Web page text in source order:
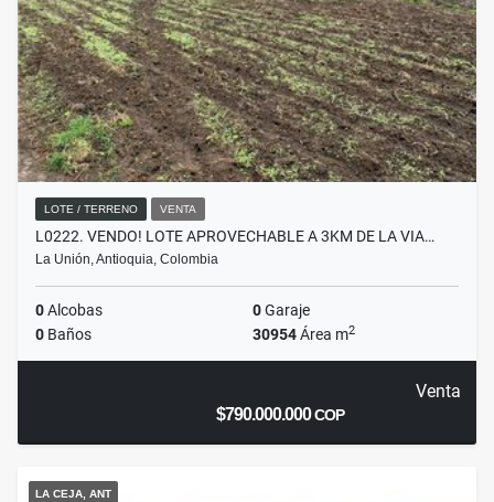
LOTE / TERRENO VENTA
L0222. VENDO! LOTE APROVECHABLE A 3KM DE LA VIA…
La Unión, Antioquia, Colombia
0Alcobas 0Garaje
0 Baños 30954Área m2
Venta
$790.000.000COP
LA CEJA, ANT